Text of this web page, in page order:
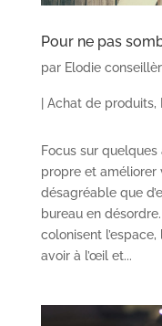
Pour ne pas
par Elodie
Achat de produits,
Focus sur
propre et améliorer
désagréable que
bureau en
colonisent
avoir à l’œil et...